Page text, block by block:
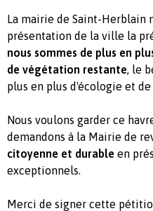
La mairie de Saint-Herblain
présentation de la ville la
nous sommes de plus en
de végétation restante, le
plus en plus d'écologie et de
Nous voulons garder ce
demandons à la Mairie de
citoyenne et durable en
exceptionnels.
Merci de signer cette